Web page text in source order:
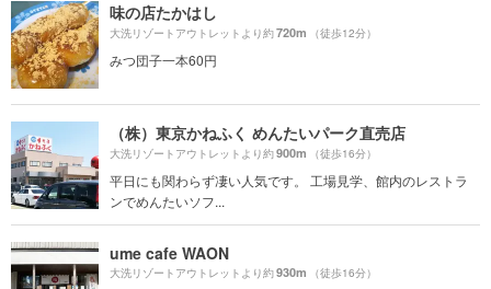
味の店たかはし
大洗リゾートアウトレットより約720m （徒歩12分）
みつ団子一本60円
（株）東京かねふく めんたいパーク直売店
大洗リゾートアウトレットより約900m （徒歩16分）
平日にも関わらず凄い人気です。 工場見学、館内のレストラ
ンでめんたいソフ...
ume cafe WAON
大洗リゾートアウトレットより約930m （徒歩16分）